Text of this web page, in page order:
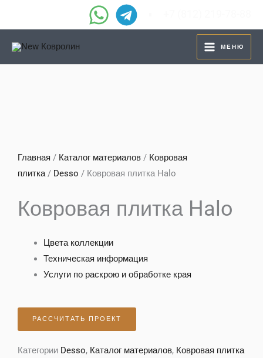
МЕНЮ
Главная / Каталог материалов / Ковровая
плитка/ Desso / Ковровая плитка Halo
Ковровая плитка Halo
Цвета коллекции
Техническая информация
Услуги по раскрою и обработке края
РАССЧИТАТЬ ПРОЕКТ
Категории Desso, Каталог материалов, Ковровая плитка